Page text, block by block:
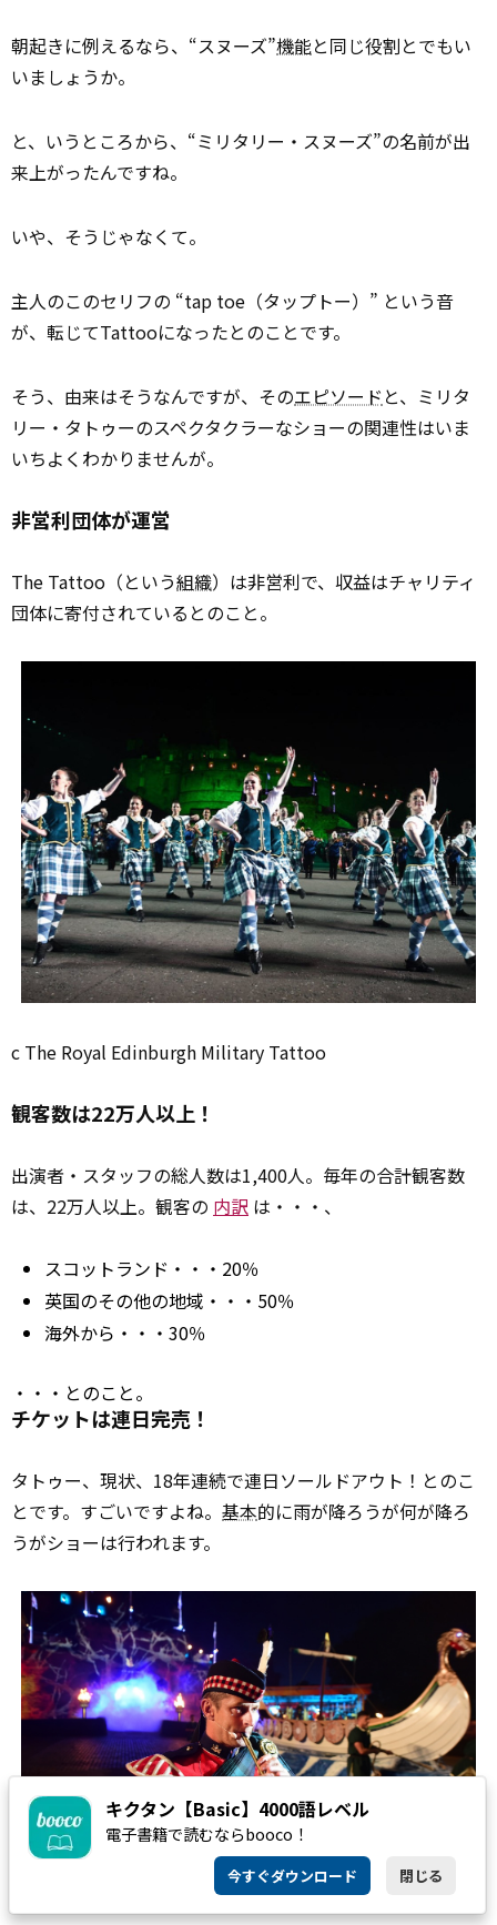
朝起きに例えるなら、“スヌーズ”機能と同じ役割とでもい
いましょうか。
と、いうところから、“ミリタリー・スヌーズ”の名前が出
来上がったんですね。
いや、そうじゃなくて。
主人のこのセリフの “tap toe（タップトー）” という音
が、転じてTattooになったとのことです。
そう、由来はそうなんですが、そのエピソード と、ミリタ
リー・タトゥーのスペクタクラーなショーの関連性はいま
いちよくわかりませんが。
非営利団体が運営
The Tattoo（という組織）は非営利で、収益はチャリティ
団体に寄付されているとのこと。
c The Royal Edinburgh Military Tattoo
観客数は22万人以上！
出演者・スタッフの総人数は1,400人。毎年の合計観客数
は、22万人以上。観客の 内訳 は・・・、
スコットランド・・・20％
英国のその他の地域・・・50％
海外から・・・30％
・・・とのこと。
チケットは連日完売！
タトゥー、現状、18年連続で連日ソールドアウト！とのこ
とです。すごいですよね。 基本的に雨が降ろうが何が降ろ
うがショーは行われます。
キクタン【Basic】4000語レベル
電子書籍で読むならbooco！
今すぐダウンロード 閉じる